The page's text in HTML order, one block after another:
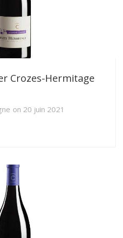
Crozes-Hermitage
on 20 juin 2021